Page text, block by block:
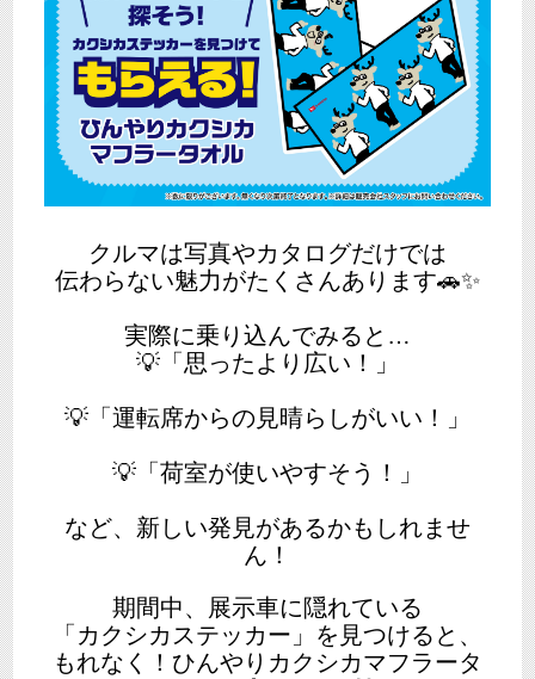
クルマは写真やカタログだけでは
伝わらない魅力がたくさんあります🚗✨
実際に乗り込んでみると…
💡「思ったより広い！」
💡「運転席からの見晴らしがいい！」
💡「荷室が使いやすそう！」
など、新しい発見があるかもしれませ
ん！
期間中、展示車に隠れている
「カクシカステッカー」を見つけると、
もれなく！ひんやりカクシカマフラータ